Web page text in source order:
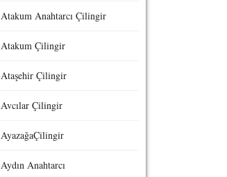
Atakum Anahtarcı Çilingir
Atakum Çilingir
Ataşehir Çilingir
Avcılar Çilingir
AyazağaÇilingir
Aydın Anahtarcı